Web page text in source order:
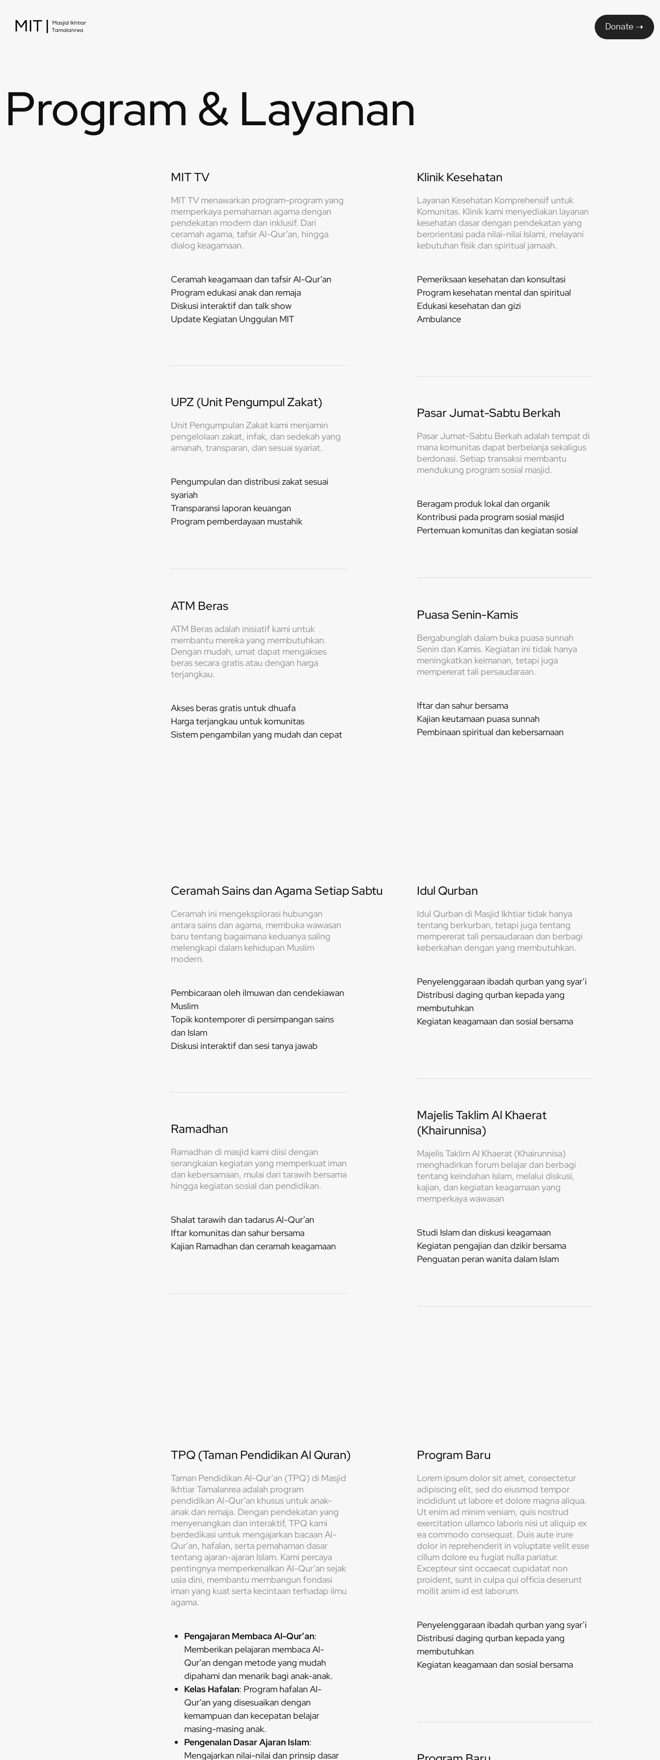
Donate
Program & Layanan
MIT TV​
MIT TV menawarkan program-program yang
memperkaya pemahaman agama dengan
pendekatan modern dan inklusif. Dari
ceramah agama, tafsir Al-Qur’an, hingga
dialog keagamaan.
Ceramah keagamaan dan tafsir Al-Qur’an
Program edukasi anak dan remaja
Diskusi interaktif dan talk show
Update Kegiatan Unggulan MIT
UPZ (Unit Pengumpul Zakat)​
Unit Pengumpulan Zakat kami menjamin
pengelolaan zakat, infak, dan sedekah yang
amanah, transparan, dan sesuai syariat.
Pengumpulan dan distribusi zakat sesuai
syariah
Transparansi laporan keuangan
Program pemberdayaan mustahik
ATM Beras
ATM Beras adalah inisiatif kami untuk
membantu mereka yang membutuhkan.
Dengan mudah, umat dapat mengakses
beras secara gratis atau dengan harga
terjangkau.
Akses beras gratis untuk dhuafa
Harga terjangkau untuk komunitas
Sistem pengambilan yang mudah dan cepat
Klinik Kesehatan
Layanan Kesehatan Komprehensif untuk
Komunitas. Klinik kami menyediakan layanan
kesehatan dasar dengan pendekatan yang
berorientasi pada nilai-nilai Islami, melayani
kebutuhan fisik dan spiritual jamaah.
Pemeriksaan kesehatan dan konsultasi
Program kesehatan mental dan spiritual
Edukasi kesehatan dan gizi
Ambulance
Pasar Jumat-Sabtu Berkah
Pasar Jumat-Sabtu Berkah adalah tempat di
mana komunitas dapat berbelanja sekaligus
berdonasi. Setiap transaksi membantu
mendukung program sosial masjid.
Beragam produk lokal dan organik
Kontribusi pada program sosial masjid
Pertemuan komunitas dan kegiatan sosial
Puasa Senin-Kamis
Bergabunglah dalam buka puasa sunnah
Senin dan Kamis. Kegiatan ini tidak hanya
meningkatkan keimanan, tetapi juga
mempererat tali persaudaraan.
Iftar dan sahur bersama
Kajian keutamaan puasa sunnah
Pembinaan spiritual dan kebersamaan
Ceramah Sains dan Agama Setiap Sabtu
Ceramah ini mengeksplorasi hubungan
antara sains dan agama, membuka wawasan
baru tentang bagaimana keduanya saling
melengkapi dalam kehidupan Muslim
modern.
Pembicaraan oleh ilmuwan dan cendekiawan
Muslim
Topik kontemporer di persimpangan sains
dan Islam
Diskusi interaktif dan sesi tanya jawab
Ramadhan
Ramadhan di masjid kami diisi dengan
serangkaian kegiatan yang memperkuat iman
dan kebersamaan, mulai dari tarawih bersama
hingga kegiatan sosial dan pendidikan.
Shalat tarawih dan tadarus Al-Qur’an
Iftar komunitas dan sahur bersama
Kajian Ramadhan dan ceramah keagamaan
Idul Qurban
Idul Qurban di Masjid Ikhtiar tidak hanya
tentang berkurban, tetapi juga tentang
mempererat tali persaudaraan dan berbagi
keberkahan dengan yang membutuhkan.
Penyelenggaraan ibadah qurban yang syar’i
Distribusi daging qurban kepada yang
membutuhkan
Kegiatan keagamaan dan sosial bersama
Majelis Taklim Al Khaerat
(Khairunnisa)
Majelis Taklim Al Khaerat (Khairunnisa)
menghadirkan forum belajar dan berbagi
tentang keindahan Islam, melalui diskusi,
kajian, dan kegiatan keagamaan yang
memperkaya wawasan
Studi Islam dan diskusi keagamaan
Kegiatan pengajian dan dzikir bersama
Penguatan peran wanita dalam Islam
TPQ (Taman Pendidikan Al Quran)
Taman Pendidikan Al-Qur’an (TPQ) di Masjid
Ikhtiar Tamalanrea adalah program
pendidikan Al-Qur’an khusus untuk anak-
anak dan remaja. Dengan pendekatan yang
menyenangkan dan interaktif, TPQ kami
berdedikasi untuk mengajarkan bacaan Al-
Qur’an, hafalan, serta pemahaman dasar
tentang ajaran-ajaran Islam. Kami percaya
pentingnya memperkenalkan Al-Qur’an sejak
usia dini, membantu membangun fondasi
iman yang kuat serta kecintaan terhadap ilmu
agama.
Pengajaran Membaca Al-Qur’an:
Memberikan pelajaran membaca Al-
Qur’an dengan metode yang mudah
dipahami dan menarik bagi anak-anak.
Kelas Hafalan: Program hafalan Al-
Qur’an yang disesuaikan dengan
kemampuan dan kecepatan belajar
masing-masing anak.
Pengenalan Dasar Ajaran Islam:
Mengajarkan nilai-nilai dan prinsip dasar
Program Baru
Lorem ipsum dolor sit amet, consectetur
adipiscing elit, sed do eiusmod tempor
incididunt ut labore et dolore magna aliqua.
Ut enim ad minim veniam, quis nostrud
exercitation ullamco laboris nisi ut aliquip ex
ea commodo consequat. Duis aute irure
dolor in reprehenderit in voluptate velit esse
cillum dolore eu fugiat nulla pariatur.
Excepteur sint occaecat cupidatat non
proident, sunt in culpa qui officia deserunt
mollit anim id est laborum.
Penyelenggaraan ibadah qurban yang syar’i
Distribusi daging qurban kepada yang
membutuhkan
Kegiatan keagamaan dan sosial bersama